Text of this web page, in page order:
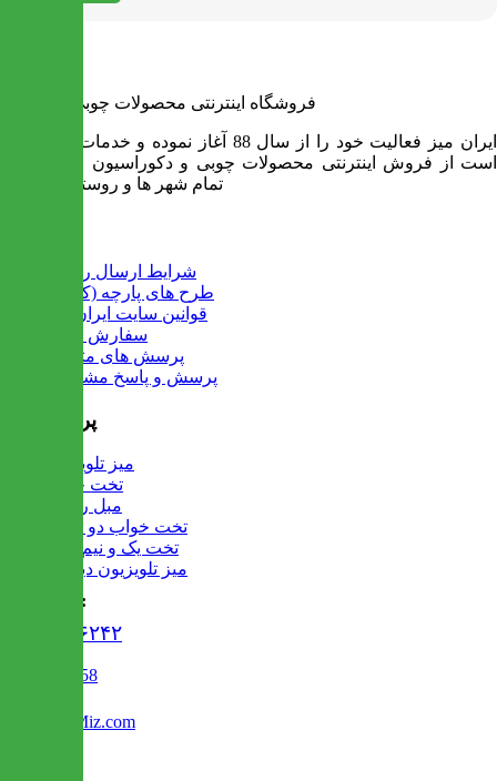
فروشگاه اینترنتی محصولات چوبی ایران میز
ایران میز فعالیت خود را از سال 88 آغاز نموده و خدمات آن عبارت
است از فروش اینترنتی محصولات چوبی و دکوراسیون و ارسال به
تمام شهر ها و روستاهای کشور
شرایط ارسال رایگان
طرح های پارچه (کالیته)
قوانین سایت ایران میز
سفارش عمده
پرسش های متداول
پرسش و پاسخ مشتریان
پرفروش ها
میز تلویزیون
تخت خواب
مبل راحتی
تخت خواب دو طبقه
تخت یک و نیم نفره
میز تلویزیون دیواری
تماس با ما :
۰۲۱۹۱۳۰۶۲۴۲
02122509458
Info@IranMiz.com